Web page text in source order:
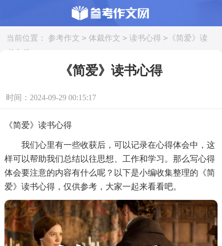
当前位置： 参考作文 > 体裁作文 > 读书心得 > 《简爱》读
书心得
《简爱》读书心得
时间：2024-09-29 00:15:17
《简爱》读书心得
我们心里有一些收获后，可以记录在心得体会中，这
样可以帮助我们总结以往思想、工作和学习。那么写心得
体会要注意的内容有什么呢？以下是小编收集整理的《简
爱》读书心得，仅供参考，大家一起来看看吧。